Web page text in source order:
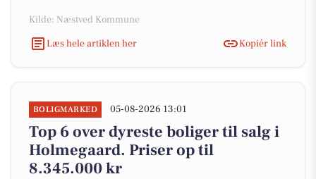
Kilde: Næstved Kommune
Læs hele artiklen her
Kopiér link
BOLIGMARKED 05-08-2026 13:01
Top 6 over dyreste boliger til salg i
Holmegaard. Priser op til
8.345.000 kr